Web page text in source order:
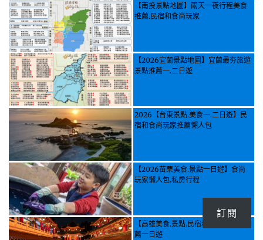
【南投景點地圖】兩天一夜行程美食
推薦.民宿和食尚玩家
【2026宜蘭景點地圖】宜蘭最夯旅遊
景點推薦一.二日遊
2026【台東景點.美食一.二日遊】民
宿和食尚玩家推薦懶人包
【2026苗栗美食.景點一日遊】食尚
玩家懶人包.私房行程
【高雄美食.景點.民宿和食尚玩家】推
薦一日遊
訂閱